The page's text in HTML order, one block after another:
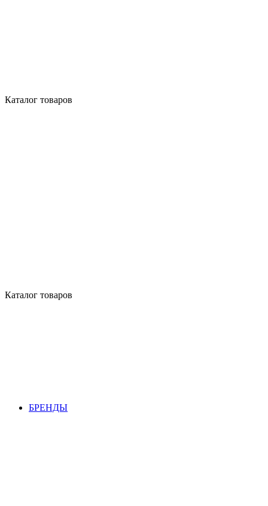
Каталог товаров
Каталог товаров
БРЕНДЫ